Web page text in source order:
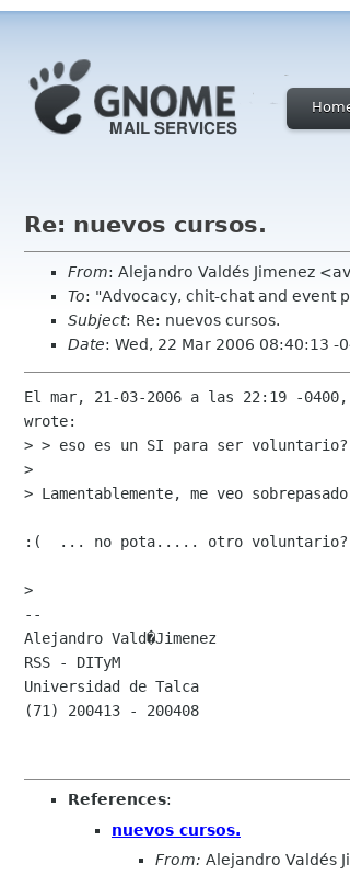
Re: nuevos cursos.
From: Alejandro Valdés Jimenez
To: "Advocacy, chit-chat and event
Subject: Re: nuevos cursos.
Date: Wed, 22 Mar 2006 08:40:13 -
El mar, 21-03-2006 a las 22:19 -0400,
wrote:
> > eso es un SI para ser
>
> Lamentablemente, me veo
:(  ... no pota..... otro voluntario?
>
--
Alejandro Vald�Jimenez
RSS - DITyM
Universidad de Talca
(71) 200413 - 200408
References:
nuevos cursos.
From: Alejandro Valdés